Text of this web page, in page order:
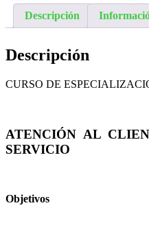
Descripción
Descripción
CURSO DE
ATENCIÓN AL
SERVICIO
Objetivos